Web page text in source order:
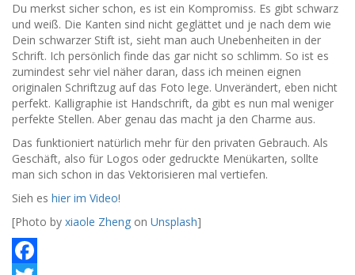
Du merkst sicher schon, es ist ein Kompromiss. Es gibt schwarz
und weiß. Die Kanten sind nicht geglättet und je nach dem wie
Dein schwarzer Stift ist, sieht man auch Unebenheiten in der
Schrift. Ich persönlich finde das gar nicht so schlimm. So ist es
zumindest sehr viel näher daran, dass ich meinen eignen
originalen Schriftzug auf das Foto lege. Unverändert, eben nicht
perfekt. Kalligraphie ist Handschrift, da gibt es nun mal weniger
perfekte Stellen. Aber genau das macht ja den Charme aus.
Das funktioniert natürlich mehr für den privaten Gebrauch. Als
Geschäft, also für Logos oder gedruckte Menükarten, sollte
man sich schon in das Vektorisieren mal vertiefen.
Sieh es hier im Video!
[Photo by xiaole Zheng on Unsplash]